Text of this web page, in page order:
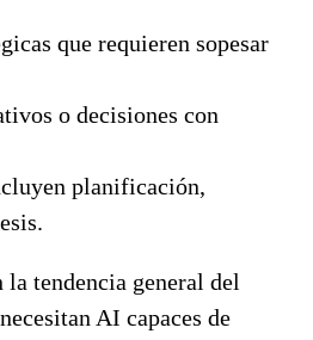
que requieren sopesar
o decisiones con
planificación,
tendencia general del
AI capaces de